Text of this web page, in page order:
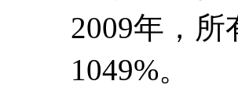
2009年，
1049%。